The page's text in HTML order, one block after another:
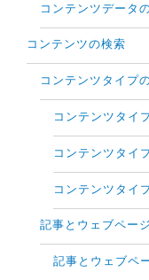
コンテンツデータ
コンテンツの検索
コンテンツタイプ
コンテンツタイ
コンテンツタイ
コンテンツタイ
記事とウェブペー
記事とウェブペ